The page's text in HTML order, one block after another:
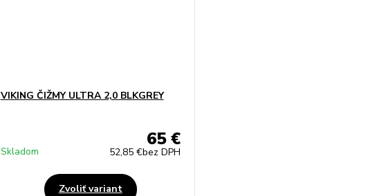
VIKING ČIŽMY ULTRA 2,0 BLKGREY
65 €
52,85 €bez DPH
Skladom
Zvoliť variant